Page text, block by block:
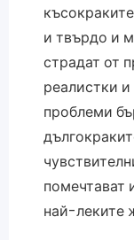
и твърдо и
страдат от
реалистки
проблеми
помечтават
най-леките